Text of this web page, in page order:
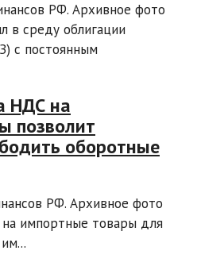
РФ. Архивное фото
в среду облигации
с постоянным
НДС на
позволит
оборотные
РФ. Архивное фото
импортные товары для